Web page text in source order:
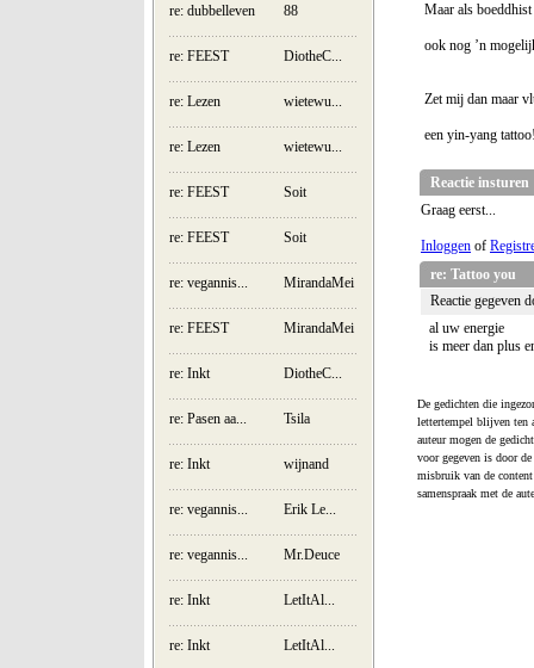
re: dubbelleven 88
re: FEEST DiotheC...
re: Lezen wietewu...
re: Lezen wietewu...
re: FEEST Soit
re: FEEST Soit
re: vegannis... MirandaMei
re: FEEST MirandaMei
re: Inkt DiotheC...
re: Pasen aa... Tsila
re: Inkt wijnand
re: vegannis... Erik Le...
re: vegannis... Mr.Deuce
re: Inkt LetItAl...
re: Inkt LetItAl...
Maar als
ook nog ’n
Zet mij dan maar
een yin-yang
Reactie insturen
Graag eerst...
Inloggen of
re: Tattoo you
Reactie gegeven
al uw energie
is meer dan plus
De gedichten die
lettertempel blijven ten
auteur mogen de
voor gegeven is door
misbruik van de
samenspraak met de